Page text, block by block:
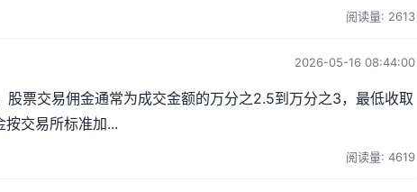
阅读量: 2613
2026-05-16 08:44:00
票交易佣金通常为成交金额的万分之2.5到万分之3，最低收取
交易所标准加...
阅读量: 4619